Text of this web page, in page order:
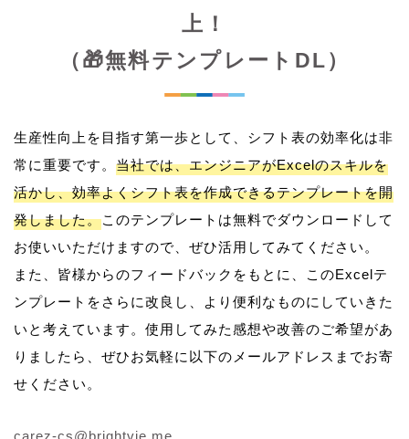
上！
（🎁無料テンプレートDL）
生産性向上を目指す第一歩として、シフト表の効率化は非
常に重要です。 当社では、エンジニアがExcelのスキルを
活かし、効率よくシフト表を作成できるテンプレートを開
発しました。このテンプレートは無料でダウンロードして
お使いいただけますので、ぜひ活用してみてください。
また、皆様からのフィードバックをもとに、このExcelテ
ンプレートをさらに改良し、より便利なものにしていきた
いと考えています。使用してみた感想や改善のご希望があ
りましたら、ぜひお気軽に以下のメールアドレスまでお寄
せください。
carez-cs@brightvie.me